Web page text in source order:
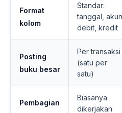
Format
kolom
Standar:
tanggal, akun,
debit, kredit
Posting
buku besar
Per transaksi
(satu per
satu)
Pembagian
Biasanya
dikerjakan